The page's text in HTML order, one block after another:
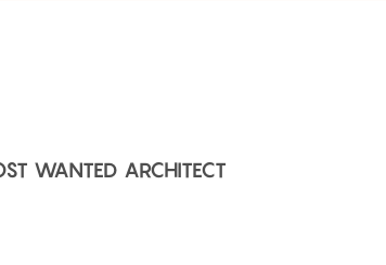
WANTED ARCHITECT